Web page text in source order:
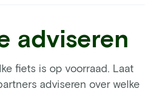
adviseren
fiets is op voorraad. Laat
adviseren over welke